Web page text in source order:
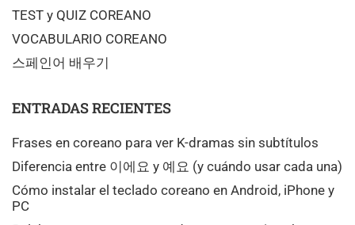
TEST y QUIZ COREANO
VOCABULARIO COREANO
스페인어 배우기
ENTRADAS RECIENTES
Frases en coreano para ver K-dramas sin subtítulos
Diferencia entre 이에요 y 예요 (y cuándo usar cada una)
Cómo instalar el teclado coreano en Android, iPhone y
PC